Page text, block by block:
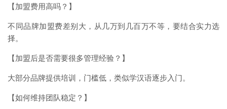
【加盟费用高吗？】
不同品牌加盟费差别大，从几万到几百万不等，要结合实力选
择。
【加盟后是否需要很多管理经验？】
大部分品牌提供培训，门槛低，类似学汉语逐步入门。
【如何维持团队稳定？】